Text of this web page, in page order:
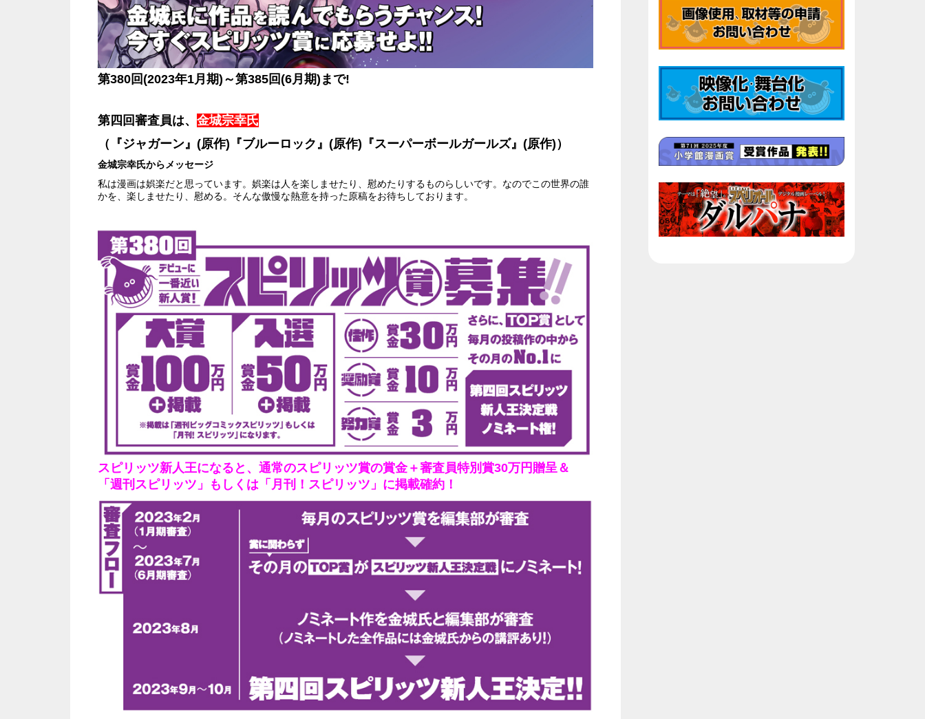
第380回(2023年1月期)～第385回(6月期)まで!
第四回審査員は、 金城宗幸氏
（『ジャガーン』(原作)『ブルーロック』(原作)『スーパーボールガールズ』(原作)）
金城宗幸氏からメッセージ
私は漫画は娯楽だと思っています。娯楽は人を楽しませたり、慰めたりするものらしいです。なのでこの世界の誰
かを、楽しませたり、慰める。そんな傲慢な熱意を持った原稿をお待ちしております。
スピリッツ新人王になると、通常のスピリッツ賞の賞金＋審査員特別賞30万円贈呈＆
「週刊スピリッツ」もしくは「月刊！スピリッツ」に掲載確約！